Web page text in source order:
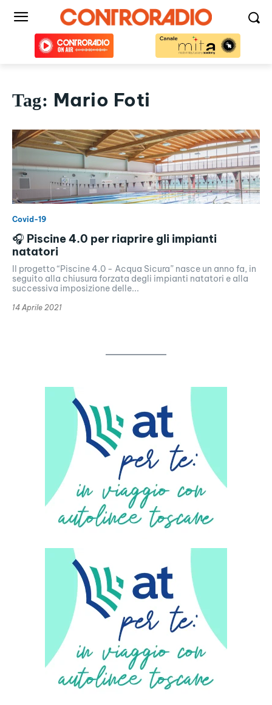
Tag: Mario Foti
Covid-19
🎧 Piscine 4.0 per riaprire gli impianti
natatori
Il progetto “Piscine 4.0 - Acqua Sicura” nasce un anno fa, in
seguito alla chiusura forzata degli impianti natatori e alla
successiva imposizione delle...
14 Aprile 2021